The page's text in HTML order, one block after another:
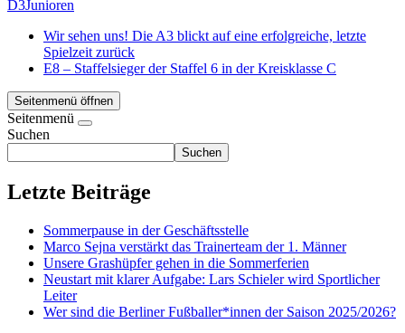
D3Junioren
Wir sehen uns! Die A3 blickt auf eine erfolgreiche, letzte
Spielzeit zurück
E8 – Staffelsieger der Staffel 6 in der Kreisklasse C
Seitenmenü öffnen
Seitenmenü
Suchen
Suchen
Letzte Beiträge
Sommerpause in der Geschäftsstelle
Marco Sejna verstärkt das Trainerteam der 1. Männer
Unsere Grashüpfer gehen in die Sommerferien
Neustart mit klarer Aufgabe: Lars Schieler wird Sportlicher
Leiter
Wer sind die Berliner Fußballer*innen der Saison 2025/2026?